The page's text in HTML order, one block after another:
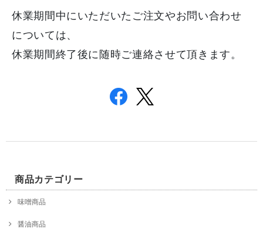
休業期間中にいただいたご注文やお問い合わせ
については、
休業期間終了後に随時ご連絡させて頂きます。
商品カテゴリー
味噌商品
醤油商品